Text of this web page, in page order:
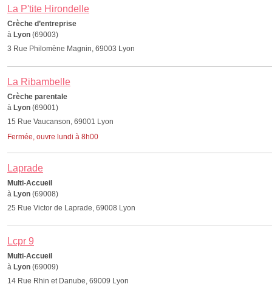
La P'tite Hirondelle
Crèche d’entreprise
à Lyon (69003)
3 Rue Philomène Magnin, 69003 Lyon
La Ribambelle
Crèche parentale
à Lyon (69001)
15 Rue Vaucanson, 69001 Lyon
Fermée, ouvre lundi à 8h00
Laprade
Multi-Accueil
à Lyon (69008)
25 Rue Victor de Laprade, 69008 Lyon
Lcpr 9
Multi-Accueil
à Lyon (69009)
14 Rue Rhin et Danube, 69009 Lyon